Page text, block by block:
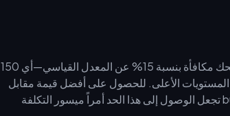
تجاوز حاجز الـ 35,000 ماسة يمنحك مكافأة بنسبة 15% عن المعدل القياسي—أي 150
تتطلبه المستويات الأعلى. للحصول على أفضل قيمة مقابل
السريعة والآمنة على buffget تجعل الوصول إلى هذا الحد أمراً ميسور التكلفة